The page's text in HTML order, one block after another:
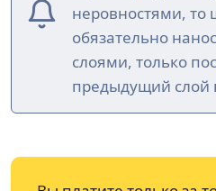
неровностями, то
обязательно
слоями, только
предыдущий слой